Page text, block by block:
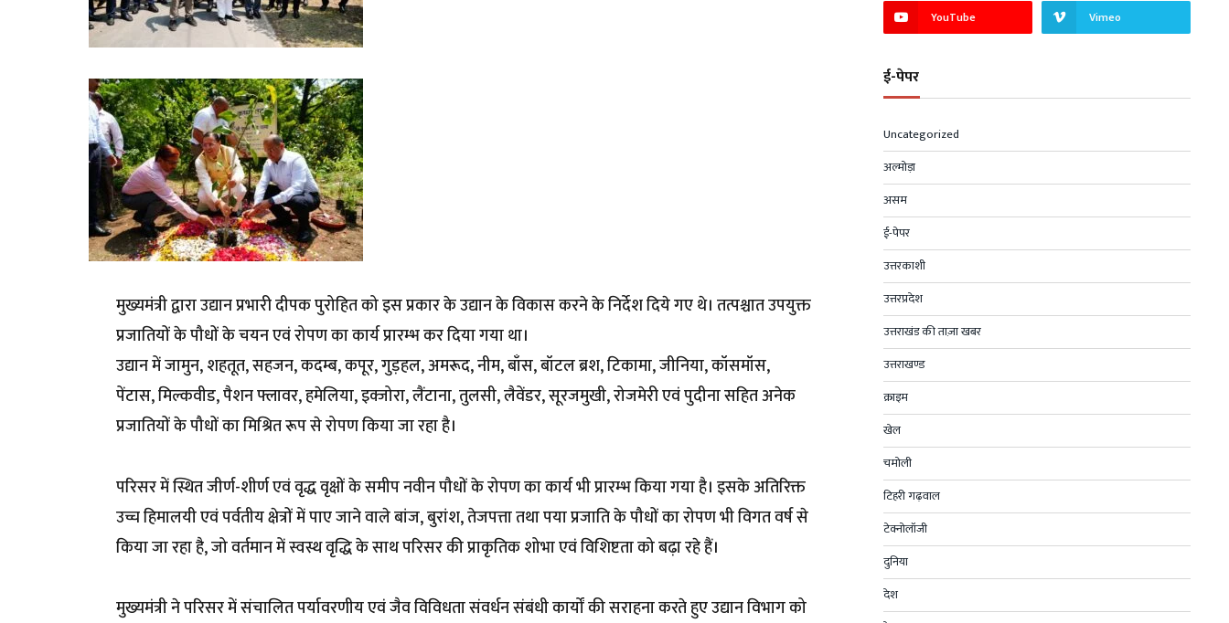
मुख्यमंत्री द्वारा उद्यान प्रभारी दीपक पुरोहित को इस प्रकार के उद्यान के विकास करने के निर्देश दिये गए थे। तत्पश्चात उपयुक्त
प्रजातियों के पौधों के चयन एवं रोपण का कार्य प्रारम्भ कर दिया गया था।
उद्यान में जामुन, शहतूत, सहजन, कदम्ब, कपूर, गुड़हल, अमरूद, नीम, बाँस, बॉटल ब्रश, टिकामा, जीनिया, कॉसमॉस,
पेंटास, मिल्कवीड, पैशन फ्लावर, हमेलिया, इक्जोरा, लैंटाना, तुलसी, लैवेंडर, सूरजमुखी, रोजमेरी एवं पुदीना सहित अनेक
प्रजातियों के पौधों का मिश्रित रूप से रोपण किया जा रहा है।
परिसर में स्थित जीर्ण-शीर्ण एवं वृद्ध वृक्षों के समीप नवीन पौधों के रोपण का कार्य भी प्रारम्भ किया गया है। इसके अतिरिक्त
उच्च हिमालयी एवं पर्वतीय क्षेत्रों में पाए जाने वाले बांज, बुरांश, तेजपत्ता तथा पया प्रजाति के पौधों का रोपण भी विगत वर्ष से
किया जा रहा है, जो वर्तमान में स्वस्थ वृद्धि के साथ परिसर की प्राकृतिक शोभा एवं विशिष्टता को बढ़ा रहे हैं।
मुख्यमंत्री ने परिसर में संचालित पर्यावरणीय एवं जैव विविधता संवर्धन संबंधी कार्यों की सराहना करते हुए उद्यान विभाग को
YouTube Vimeo
ई-पेपर
Uncategorized
अल्मोड़ा
असम
ई-पेपर
उत्तरकाशी
उत्तरप्रदेश
उत्तराखंड की ताज़ा खबर
उत्तराखण्ड
क्राइम
खेल
चमोली
टिहरी गढ़वाल
टेक्नोलॉजी
दुनिया
देश